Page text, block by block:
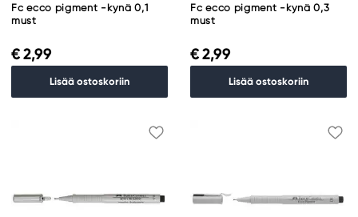
Fc ecco pigment -kynä 0,1
must
€ 2,99
Lisää ostoskoriin
Fc ecco pigment -kynä 0,3
must
€ 2,99
Lisää ostoskoriin